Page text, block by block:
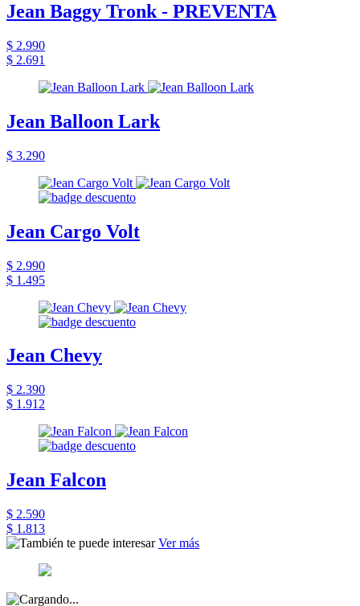
Jean Baggy Tronk - PREVENTA
$ 2.990
$ 2.691
Jean Balloon Lark
$ 3.290
Jean Cargo Volt
$ 2.990
$ 1.495
Jean Chevy
$ 2.390
$ 1.912
Jean Falcon
$ 2.590
$ 1.813
Ver más